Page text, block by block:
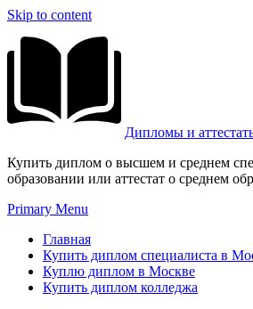
Skip to content
Дипломы и
Купить диплом о высшем и среднем
образовании или аттестат о среднем
Primary Menu
Главная
Купить диплом специалиста в
Куплю диплом в Москве
Купить диплом колледжа